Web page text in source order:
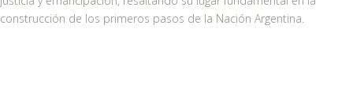
construcción de los primeros pasos de la Nación Argentina.